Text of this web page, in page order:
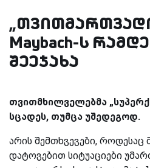
Maybach-ს
შეეჯახა
თვითმხილველებმა
სცადეს, თუმცა უშედეგოდ.
არის შემთხვევები, როდესაც
დატოვებით სიტუაციები